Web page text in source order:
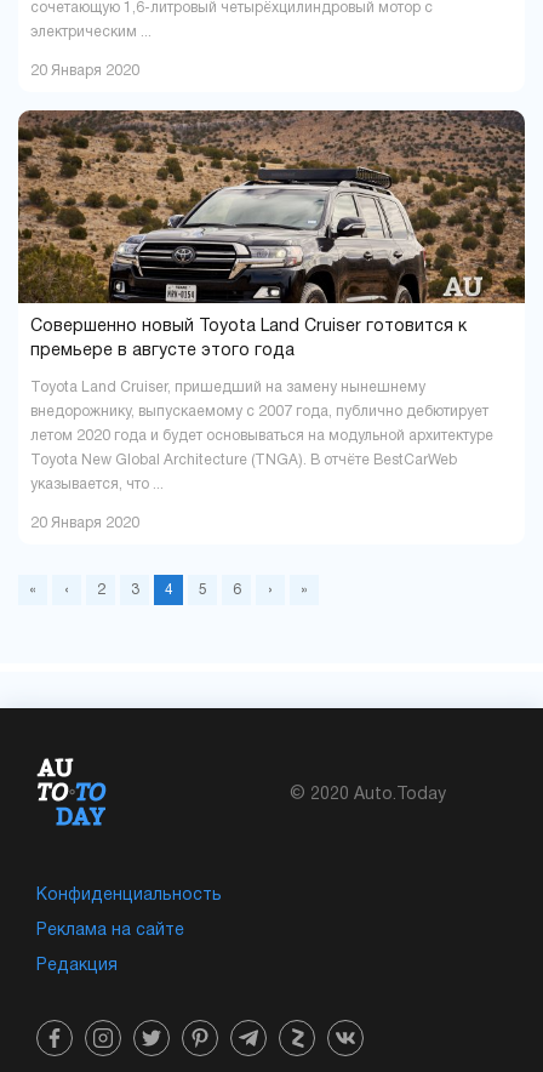
сочетающую 1,6-литровый четырёхцилиндровый мотор с
электрическим ...
20 Января 2020
Совершенно новый Toyota Land Cruiser готовится к
премьере в августе этого года
Toyota Land Cruiser, пришедший на замену нынешнему
внедорожнику, выпускаемому с 2007 года, публично дебютирует
летом 2020 года и будет основываться на модульной архитектуре
Toyota New Global Architecture (TNGA). В отчёте BestCarWeb
указывается, что ...
20 Января 2020
« ‹ 2 3 4 5 6 › »
© 2020 Auto.Today
Конфиденциальность
Реклама на сайте
Редакция